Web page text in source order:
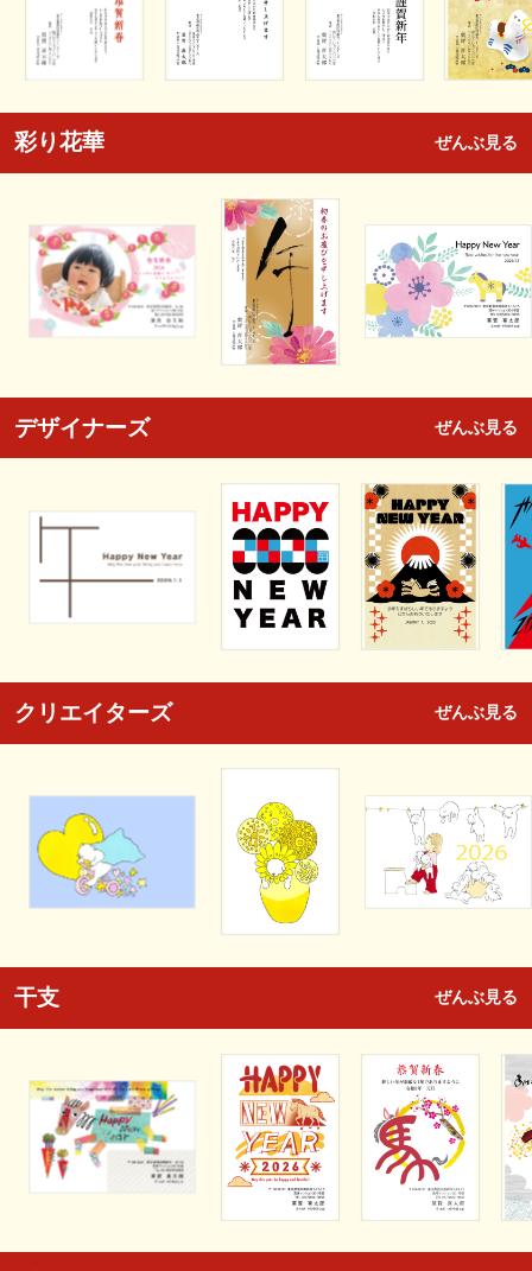
彩り花華 ぜんぶ見る
デザイナーズ ぜんぶ見る
クリエイターズ ぜんぶ見る
干支 ぜんぶ見る